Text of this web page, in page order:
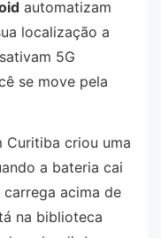
automatizam
localização a
5G
se move pela
Curitiba criou uma
a bateria cai
acima de
na biblioteca